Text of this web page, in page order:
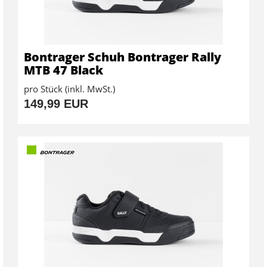
Bontrager Schuh Bontrager Rally
MTB 47 Black
pro Stück (inkl. MwSt.)
149,99 EUR